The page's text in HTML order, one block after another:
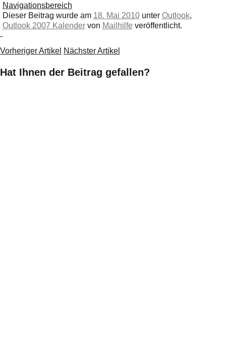
Navigationsbereich
Dieser Beitrag wurde am 18. Mai 2010unter Outlook,
Outlook 2007 Kalender von Mailhilfe veröffentlicht.
-
Vorheriger Artikel Nächster Artikel
Hat Ihnen der Beitrag gefallen?